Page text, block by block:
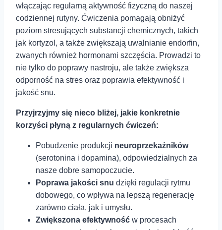
włączając regularną aktywność fizyczną do naszej
codziennej rutyny. Ćwiczenia pomagają obniżyć
poziom stresujących substancji chemicznych, takich
jak kortyzol, a także zwiększają uwalnianie endorfin,
zwanych również hormonami szczęścia. Prowadzi to
nie tylko do poprawy nastroju, ale także zwiększa
odporność na stres oraz poprawia efektywność i
jakość snu.
Przyjrzyjmy się nieco bliżej, jakie konkretnie
korzyści⁤ płyną z regularnych ćwiczeń:
Pobudzenie produkcji neuroprzekaźników
(serotonina i ⁣dopamina), odpowiedzialnych za
nasze dobre samopoczucie.
Poprawa jakości snu dzięki⁣ regulacji rytmu
dobowego,⁢ co wpływa‍ na lepszą regenerację
zarówno ciała, jak i umysłu.
Zwiększona efektywność w procesach